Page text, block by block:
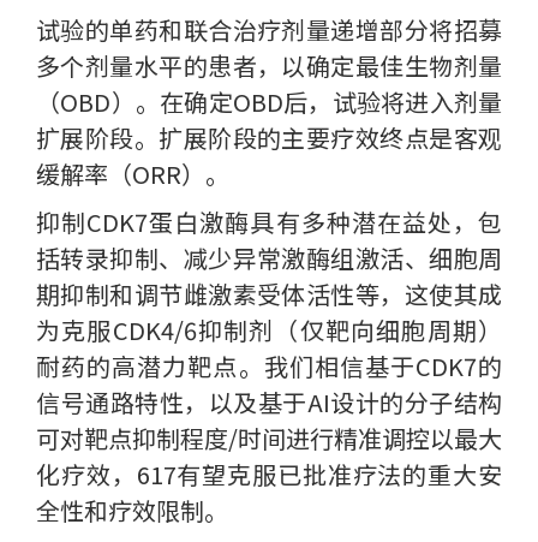
试验的单药和联合治疗剂量递增部分将招募
多个剂量水平的患者，以确定最佳生物剂量
（OBD）。在确定OBD后，试验将进入剂量
扩展阶段。扩展阶段的主要疗效终点是客观
缓解率（ORR）。
抑制CDK7蛋白激酶具有多种潜在益处，包
括转录抑制、减少异常激酶组激活、细胞周
期抑制和调节雌激素受体活性等，这使其成
为克服CDK4/6抑制剂（仅靶向细胞周期）
耐药的高潜力靶点。我们相信基于CDK7的
信号通路特性，以及基于AI设计的分子结构
可对靶点抑制程度/时间进行精准调控以最大
化疗效，617有望克服已批准疗法的重大安
全性和疗效限制。